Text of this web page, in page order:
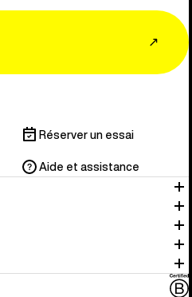
↗
Réserver un essai
Aide et assistance